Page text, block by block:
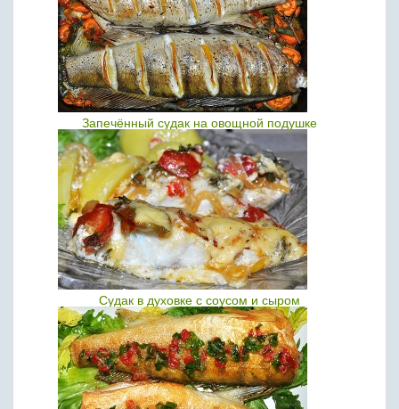
Запечённый судак на овощной подушке
Судак в духовке с соусом и сыром